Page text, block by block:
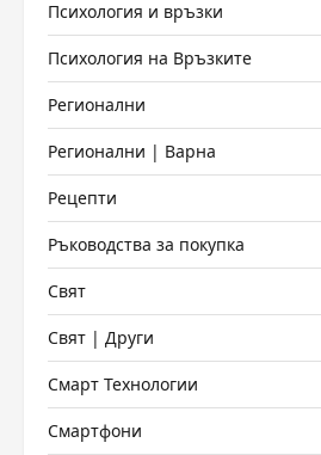
Психология и връзки
Психология на Връзките
Регионални
Регионални | Варна
Рецепти
Ръководства за покупка
Свят
Свят | Други
Смарт Технологии
Смартфони